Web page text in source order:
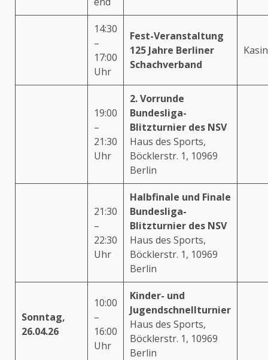
14:30
–
17:00
Uhr
Fest-Veranstaltung
125 Jahre Berliner
Schachverband
19:00
–
21:30
Uhr
2. Vorrunde
Bundesliga-
Blitzturnier des NSV
Haus des Sports,
Böcklerstr. 1, 10969
Berlin
21:30
–
22:30
Uhr
Halbfinale und Finale
Bundesliga-
Blitzturnier des NSV
Haus des Sports,
Böcklerstr. 1, 10969
Berlin
Sonntag,
26.04.26
10:00
–
16:00
Uhr
Kinder- und
Jugendschnellturnier
Haus des Sports,
Böcklerstr. 1, 10969
Berlin